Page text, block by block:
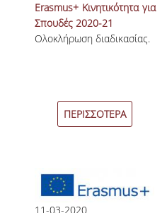
ΕΚΘΕΣΕΙΣ
ΑΞΙΟΛΟΓΗΣΗΣ
ΕΡΕΥΝΑ
ΕΡΕΥΝΗΤΙΚΑ
Erasmus+ Κινητικότητα για
Σπουδές 2020-21
Ολοκλήρωση διαδικασίας.
ΠΕΡΙΣΣΟΤΕΡΑ
11-03-2020